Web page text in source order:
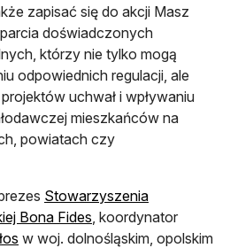
zapisać się do akcji Masz
doświadczonych
którzy nie tylko mogą
odpowiednich regulacji, ale
uchwał i wpływaniu
mieszkańców na
powiatach czy
prezes Stowarzyszenia
Bona Fides , koordynator
w woj. dolnośląskim, opolskim